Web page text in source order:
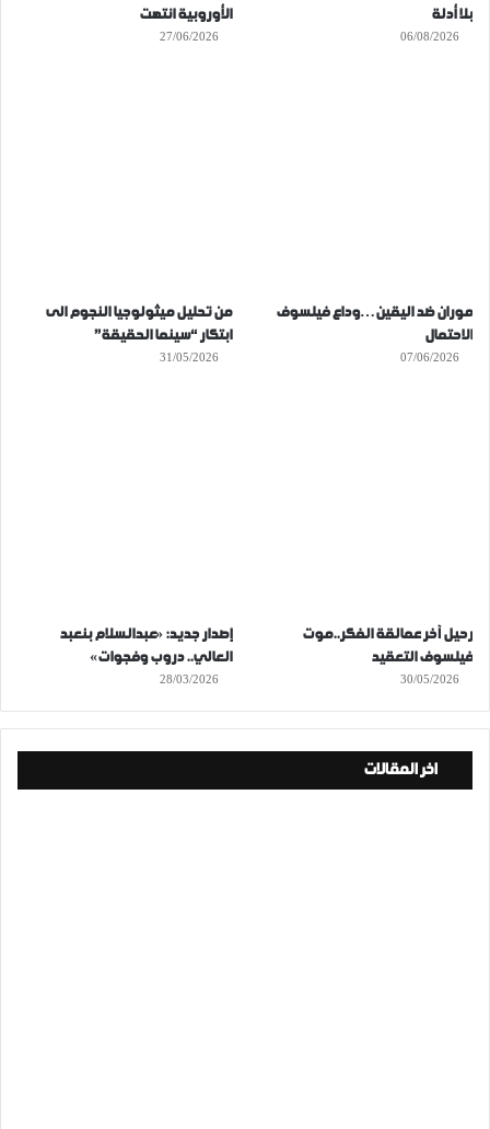
بلا أدلة
06/08/2026
الأوروبية انتهت
27/06/2026
موران ضد اليقين…وداع فيلسوف
الاحتمال
07/06/2026
من تحليل ميثولوجيا النجوم الى
ابتكار “سينما الحقيقة”
31/05/2026
رحيل آخر عمالقة الفكر..موت
فيلسوف التعقيد
30/05/2026
إصدار جديد: «عبدالسلام بنعبد
العالي.. دروب وفجوات»
28/03/2026
اخر المقالات